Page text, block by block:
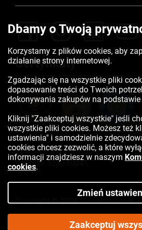
Certyfikaty
Kontakt:523350041
Copyright © 2026 Rowertour.com
Internetowy sklep rowerowy
Dbamy o Twoją
Korzystamy z plików cookies, aby
działanie strony internetowej.
Zgadzając się na wszystkie pliki
dopasowanie treści do Twoich
dokonywania zakupów na
Kliknij "Zaakceptuj wszystkie" jeśli
wszystkie pliki cookies. Możesz też
ustawienia" i samodzielnie
cookies chcesz zezwolić, a które
informacji znajdziesz w naszym
cookies.
Zmień
Zaakceptuj